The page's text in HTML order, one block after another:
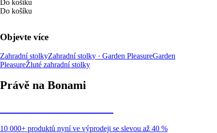
Do košíku
Do košíku
Objevte více
Zahradní stolkyZahradní stolky · Garden PleasureGarden
PleasureŽluté zahradní stolky
Právě na Bonami
10 000+ produktů nyní ve výprodeji se slevou až 40 %